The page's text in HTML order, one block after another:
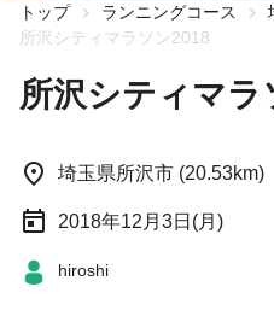
トップ ランニングコース
所沢シティマラソン2018
所沢シティマラ
埼玉県所沢市 (20.53km)
2018年12月3日(月)
hiroshi